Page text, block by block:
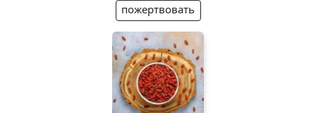
пожертвовать